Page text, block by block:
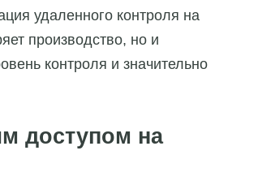
удаленного контроля на
производство, но и
контроля и значительно
доступом на